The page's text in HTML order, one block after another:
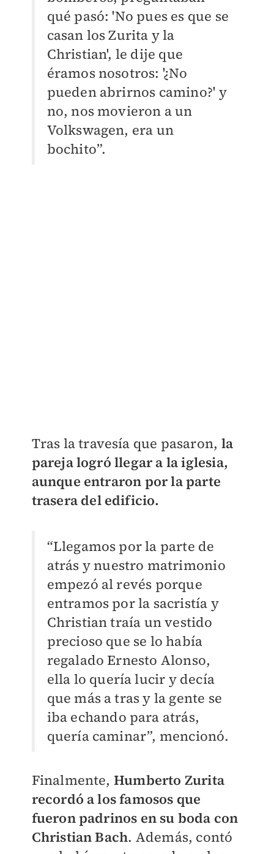
qué pasó: 'No pues es que se
casan los Zurita y la
Christian', le dije que
éramos nosotros: '¿No
pueden abrirnos camino?' y
no, nos movieron a un
Volkswagen, era un
bochito”.
Tras la travesía que pasaron, la
pareja logró llegar a la iglesia,
aunque entraron por la parte
trasera del edificio.
“Llegamos por la parte de
atrás y nuestro matrimonio
empezó al revés porque
entramos por la sacristía y
Christian traía un vestido
precioso que se lo había
regalado Ernesto Alonso,
ella lo quería lucir y decía
que más a tras y la gente se
iba echando para atrás,
quería caminar”, mencionó.
Finalmente, Humberto Zurita
recordó a los famosos que
fueron padrinos en su boda con
Christian Bach. Además, contó